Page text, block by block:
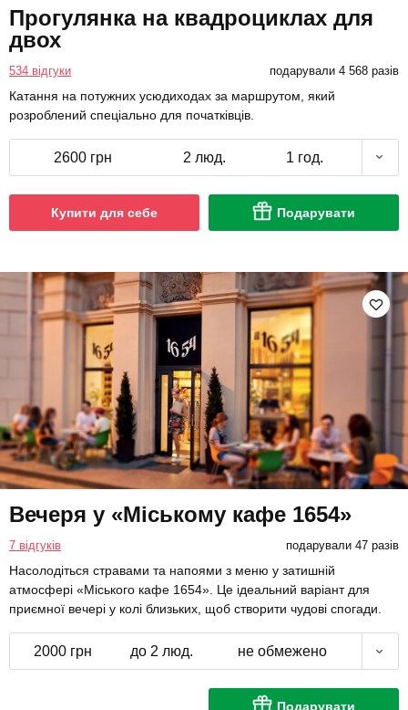
Прогулянка на квадроциклах для
двох
534 відгуки подарували 4 568 разів
Катання на потужних усюдиходах за маршрутом, який
розроблений спеціально для початківців.
2600 грн 2 люд. 1 год.
Купити для себе Подарувати
Вечеря у «Міському кафе 1654»
7 відгуків подарували 47 разів
Насолодіться стравами та напоями з меню у затишній
атмосфері «Міського кафе 1654». Це ідеальний варіант для
приємної вечері у колі близьких, щоб створити чудові спогади.
2000 грн до 2 люд. не обмежено
Подарувати